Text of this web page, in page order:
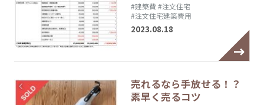
#建築費 #注文住宅
#注文住宅建築費用
2023.08.18
売れるなら手放せる！？
素早く売るコツ